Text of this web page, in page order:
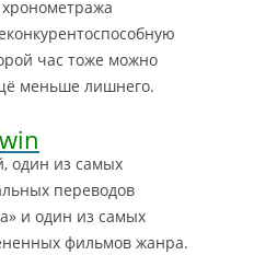
час тоже можно
меньше лишнего.
один из самых
переводов
и один из самых
фильмов жанра.